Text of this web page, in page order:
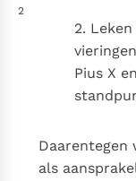
2
2.
Pius X
Daarentegen
als